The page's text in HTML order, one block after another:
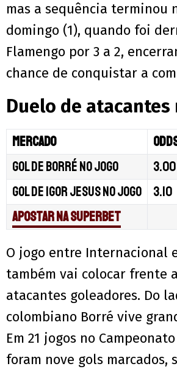
mas a sequência terminou
domingo (1), quando foi
Flamengo por 3 a 2,
chance de conquistar a
Duelo de atacantes
Mercado
Gol de Borré no jogo
3.00
Gol de Igor Jesus no jogo
3.10
Apostar na Superbet
O jogo entre Internacional
também vai colocar frente
atacantes goleadores. Do
colombiano Borré vive
Em 21 jogos no
foram nove gols marcados,